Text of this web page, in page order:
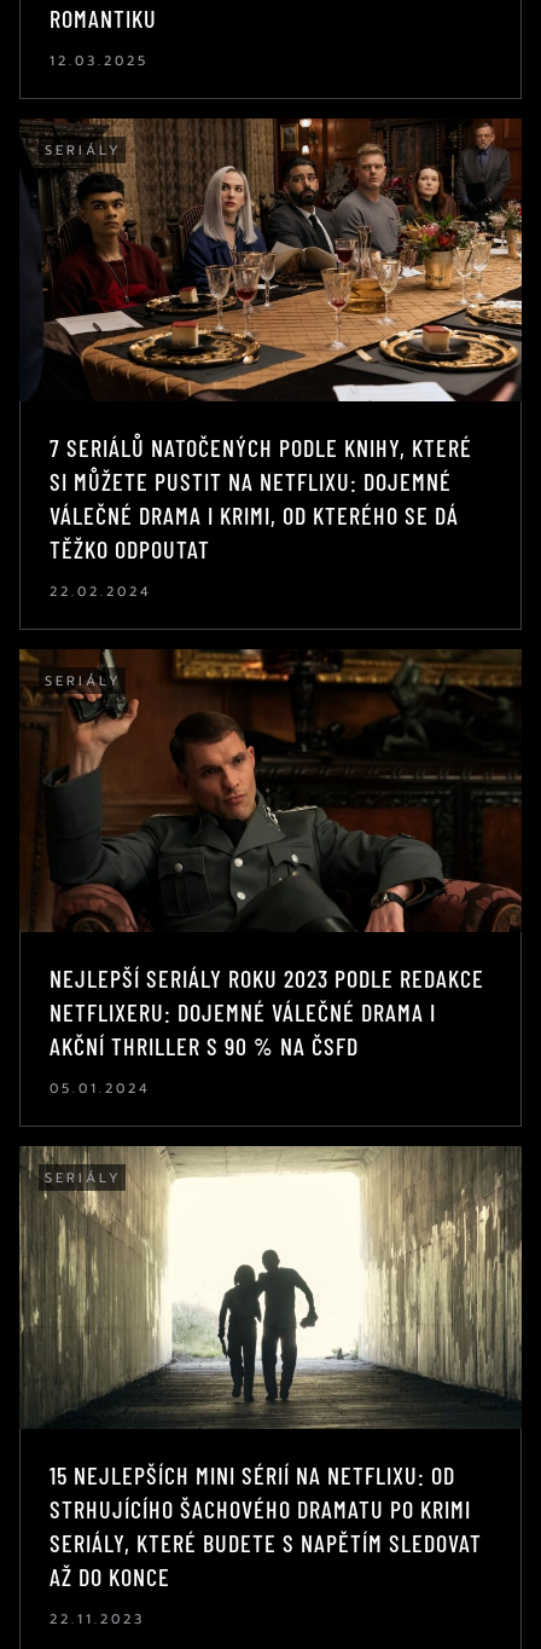
ROMANTIKU
12.03.2025
SERIÁLY
7 SERIÁLŮ NATOČENÝCH PODLE KNIHY, KTERÉ
SI MŮŽETE PUSTIT NA NETFLIXU: DOJEMNÉ
VÁLEČNÉ DRAMA I KRIMI, OD KTERÉHO SE DÁ
TĚŽKO ODPOUTAT
22.02.2024
SERIÁLY
NEJLEPŠÍ SERIÁLY ROKU 2023 PODLE REDAKCE
NETFLIXERU: DOJEMNÉ VÁLEČNÉ DRAMA I
AKČNÍ THRILLER S 90 % NA ČSFD
05.01.2024
SERIÁLY
15 NEJLEPŠÍCH MINI SÉRIÍ NA NETFLIXU: OD
STRHUJÍCÍHO ŠACHOVÉHO DRAMATU PO KRIMI
SERIÁLY, KTERÉ BUDETE S NAPĚTÍM SLEDOVAT
AŽ DO KONCE
22.11.2023